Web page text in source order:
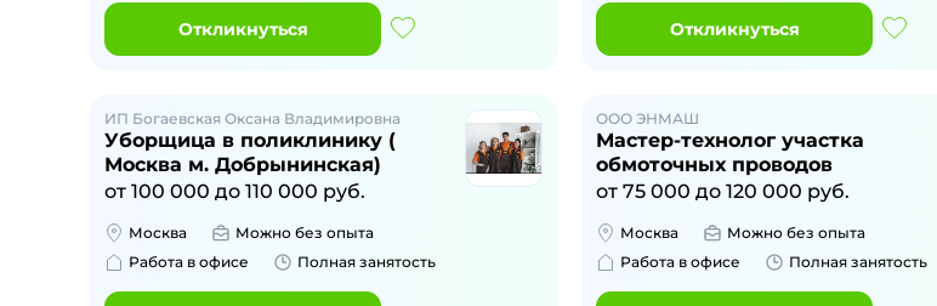
Откликнуться Откликнуться
ИП Богаевская Оксана Владимировна
Уборщица в поликлинику (
Москва м. Добрынинская)
от 100 000 до 110 000 руб.
Москва
Можно без опыта
Работа в офисе
Полная занятость
ООО ЭНМАШ
Мастер-технолог участка
обмоточных проводов
от75 000 до120 000 руб.
Москва
Можно без опыта
Работа в офисе
Полная занятость